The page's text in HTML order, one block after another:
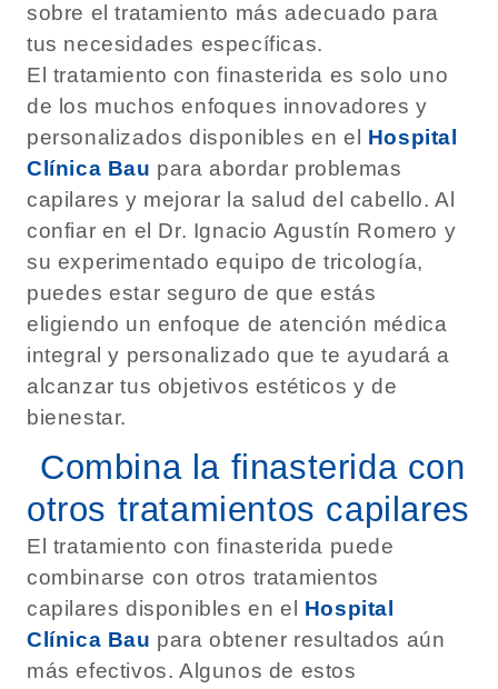
sobre el tratamiento más adecuado para
tus necesidades específicas.
El tratamiento con finasterida es solo uno
de los muchos enfoques innovadores y
personalizados disponibles en el Hospital
Clínica Bau para abordar problemas
capilares y mejorar la salud del cabello. Al
confiar en el Dr. Ignacio Agustín Romero y
su experimentado equipo de tricología,
puedes estar seguro de que estás
eligiendo un enfoque de atención médica
integral y personalizado que te ayudará a
alcanzar tus objetivos estéticos y de
bienestar.
Combina la finasterida con
otros tratamientos capilares
El tratamiento con finasterida puede
combinarse con otros tratamientos
capilares disponibles en el Hospital
Clínica Bau para obtener resultados aún
más efectivos. Algunos de estos